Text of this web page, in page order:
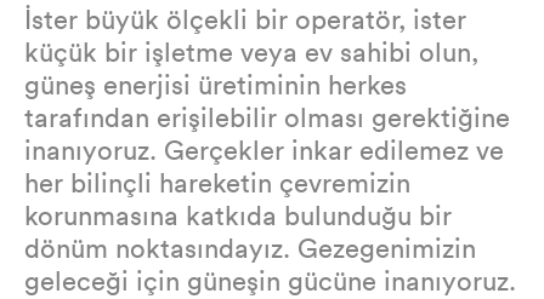
İster büyük ölçekli bir operatör, ister
küçük bir işletme veya ev sahibi olun,
güneş enerjisi üretiminin herkes
tarafından erişilebilir olması gerektiğine
inanıyoruz. Gerçekler inkar edilemez ve
her bilinçli hareketin çevremizin
korunmasına katkıda bulunduğu bir
dönüm noktasındayız. Gezegenimizin
geleceği için güneşin gücüne inanıyoruz.